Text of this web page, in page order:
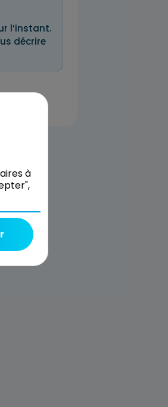
l’instant.
décrire
à